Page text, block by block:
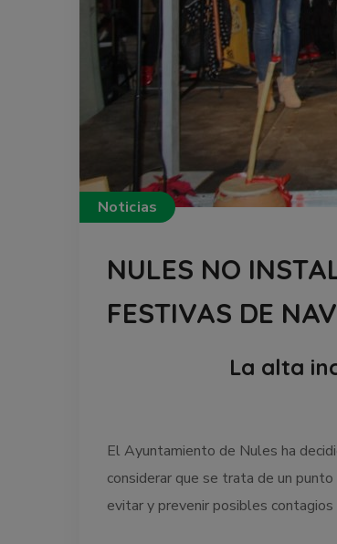
Noticias
NULES NO
FESTIVAS DE
La alta
El Ayuntamiento de Nules ha
considerar que se trata de un
evitar y prevenir posibles contagios